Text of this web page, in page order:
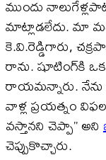
ముందు
మాట్లాడలేదు. మా
కె.వి.రెడ్డిగారు,
రాను. షూటింగ్‌కి
రాయమన్నారు. నేను
వాళ్ల ప్రయత్నం
వస్తానని చెప్పా’’ అని
చెప్పుకొచ్చారు.